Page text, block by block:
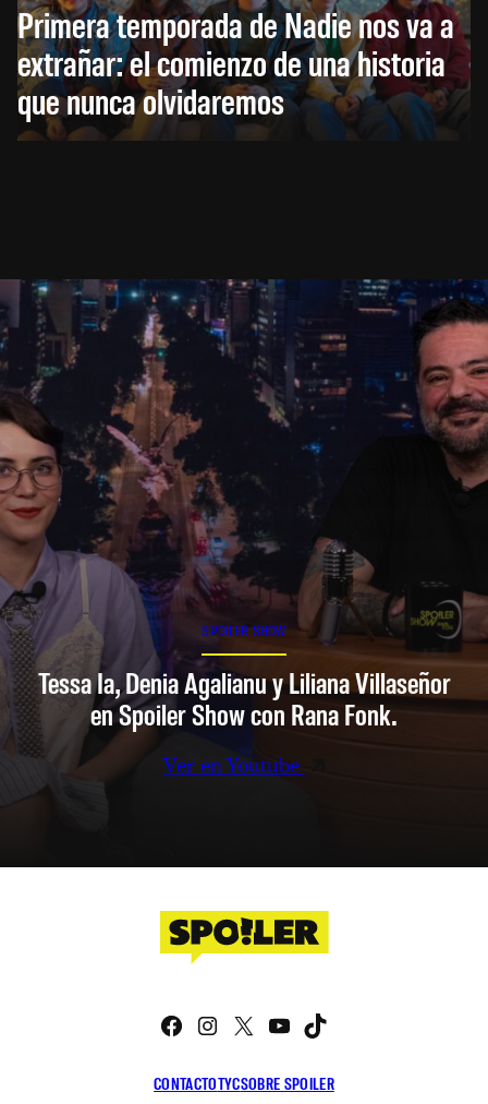
Primera temporada de Nadie nos va a
extrañar: el comienzo de una historia
que nunca olvidaremos
SPOILER SHOW
Tessa Ia, Denia Agalianu y Liliana Villaseñor
en Spoiler Show con Rana Fonk.
Ver en Youtube
CONTACTOTYCSOBRE SPOILER
Facebook
Instagram
X YouTube